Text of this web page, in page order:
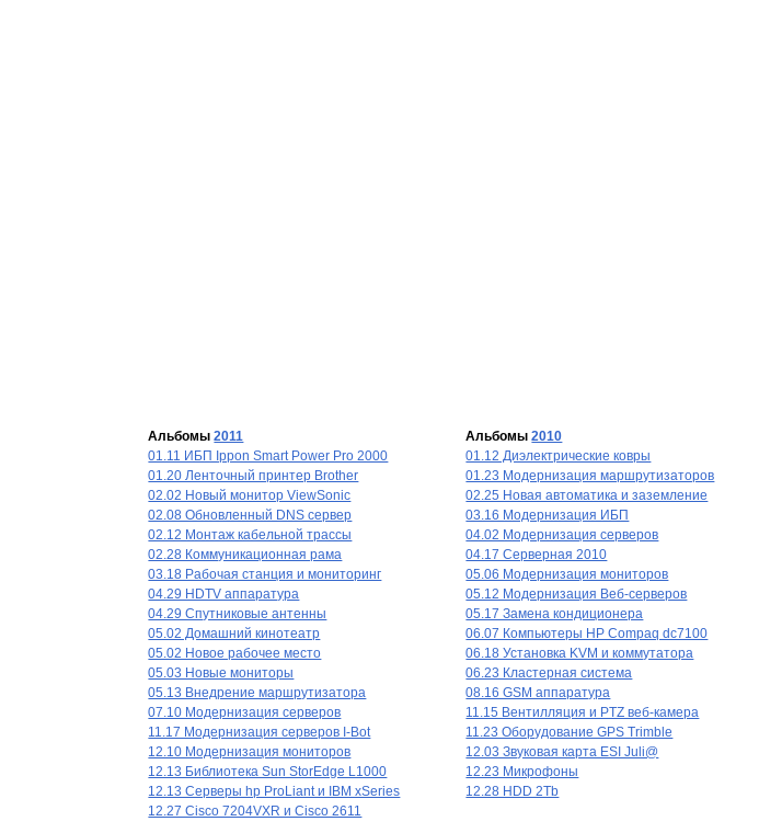
Альбомы2011
01.11 ИБП Ippon Smart Power Pro 2000
01.20 Ленточный принтер Brother
02.02 Новый монитор ViewSonic
02.08 Обновленный DNS сервер
02.12 Монтаж кабельной трассы
02.28 Коммуникационная рама
03.18 Рабочая станция и мониторинг
04.29 HDTV аппаратура
04.29 Спутниковые антенны
05.02 Домашний кинотеатр
05.02 Новое рабочее место
05.03 Новые мониторы
05.13 Внедрение маршрутизатора
07.10 Модернизация серверов
11.17 Модернизация серверов I-Bot
12.10 Модернизация мониторов
12.13 Библиотека Sun StorEdge L1000
12.13 Серверы hp ProLiant и IBM xSeries
12.27 Cisco 7204VXR и Cisco 2611
Альбомы2010
01.12 Диэлектрические ковры
01.23 Модернизация маршрутизаторов
02.25 Новая автоматика и заземление
03.16 Модернизация ИБП
04.02 Модернизация серверов
04.17 Серверная 2010
05.06 Модернизация мониторов
05.12 Модернизация Веб-серверов
05.17 Замена кондиционера
06.07 Компьютеры HP Compaq dc7100
06.18 Установка KVM и коммутатора
06.23 Кластерная система
08.16 GSM аппаратура
11.15 Вентилляция и PTZ веб-камера
11.23 Оборудование GPS Trimble
12.03 Звуковая карта ESI Juli@
12.23 Микрофоны
12.28 HDD 2Tb